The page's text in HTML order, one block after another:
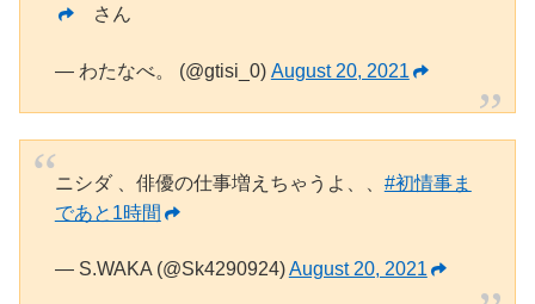
さん
— わたなべ。 (@gtisi_0) August 20, 2021
ニシダ 、俳優の仕事増えちゃうよ、、 #初情事ま
であと1時間
— S.WAKA (@Sk4290924)August 20, 2021